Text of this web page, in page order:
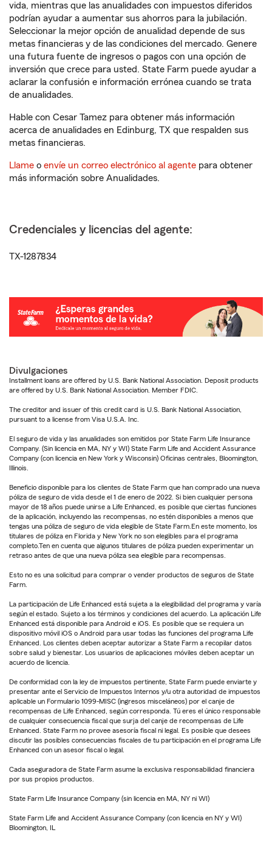
vida, mientras que las anualidades con impuestos diferidos
podrían ayudar a aumentar sus ahorros para la jubilación.
Seleccionar la mejor opción de anualidad depende de sus
metas financieras y de las condiciones del mercado. Genere
una futura fuente de ingresos o pagos con una opción de
inversión que crece para usted. State Farm puede ayudar a
aclarar la confusión e información errónea cuando se trata
de anualidades.
Hable con Cesar Tamez para obtener más información
acerca de anualidades en Edinburg, TX que respalden sus
metas financieras.
Llame o envíe un correo electrónico al agente para obtener
más información sobre Anualidades.
Credenciales y licencias del agente:
TX-1287834
Divulgaciones
Installment loans are offered by U.S. Bank National Association. Deposit products
are offered by U.S. Bank National Association. Member FDIC.
The creditor and issuer of this credit card is U.S. Bank National Association,
pursuant to a license from Visa U.S.A. Inc.
El seguro de vida y las anualidades son emitidos por State Farm Life Insurance
Company. (Sin licencia en MA, NY y WI) State Farm Life and Accident Assurance
Company (con licencia en New York y Wisconsin) Oficinas centrales, Bloomington,
Illinois.
Beneficio disponible para los clientes de State Farm que han comprado una nueva
póliza de seguro de vida desde el 1 de enero de 2022. Si bien cualquier persona
mayor de 18 años puede unirse a Life Enhanced, es posible que ciertas funciones
de la aplicación, incluyendo las recompensas, no estén disponibles a menos que
tengas una póliza de seguro de vida elegible de State Farm.En este momento, los
titulares de póliza en Florida y New York no son elegibles para el programa
completo.Ten en cuenta que algunos titulares de póliza pueden experimentar un
retraso antes de que una nueva póliza sea elegible para recompensas.
Esto no es una solicitud para comprar o vender productos de seguros de State
Farm.
La participación de Life Enhanced está sujeta a la elegibilidad del programa y varía
según el estado. Sujeto a los términos y condiciones del acuerdo. La aplicación Life
Enhanced está disponible para Android e iOS. Es posible que se requiera un
dispositivo móvil iOS o Android para usar todas las funciones del programa Life
Enhanced. Los clientes deben aceptar autorizar a State Farm a recopilar datos
sobre salud y bienestar. Los usuarios de aplicaciones móviles deben aceptar un
acuerdo de licencia.
De conformidad con la ley de impuestos pertinente, State Farm puede enviarte y
presentar ante el Servicio de Impuestos Internos y/u otra autoridad de impuestos
aplicable un Formulario 1099-MISC (ingresos misceláneos) por el canje de
recompensas de Life Enhanced, según corresponda. Tú eres el único responsable
de cualquier consecuencia fiscal que surja del canje de recompensas de Life
Enhanced. State Farm no provee asesoría fiscal ni legal. Es posible que desees
discutir las posibles consecuencias fiscales de tu participación en el programa Life
Enhanced con un asesor fiscal o legal.
Cada aseguradora de State Farm asume la exclusiva responsabilidad financiera
por sus propios productos.
State Farm Life Insurance Company (sin licencia en MA, NY ni WI)
State Farm Life and Accident Assurance Company (con licencia en NY y WI)
Bloomington, IL